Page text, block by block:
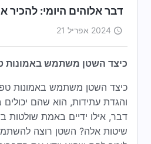
דבר אלוהים היומי: להכיר
2024 אפריל 21
כיצד השטן משתמש באמונות
כיצד השטן משתמש באמונות
והגדת עתידות, הוא שהם
דבר, אילו ידיים באמת שולטות
שיטות אלה? השטן רוצה